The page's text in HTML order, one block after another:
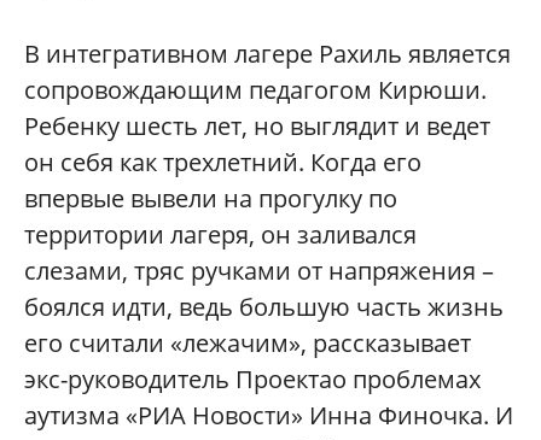
В интегративном лагере Рахиль является
сопровождающим педагогом Кирюши.
Ребенку шесть лет, но выглядит и ведет
он себя как трехлетний. Когда его
впервые вывели на прогулку по
территории лагеря, он заливался
слезами, тряс ручками от напряжения –
боялся идти, ведь большую часть жизнь
его считали «лежачим», рассказывает
экс-руководитель Проектао проблемах
аутизма «РИА Новости» Инна Финочка. И